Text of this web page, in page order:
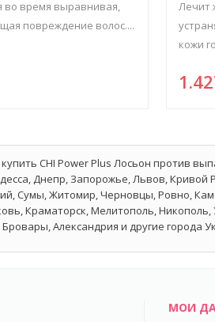
во время выравнивая,
повреждение волос....
Лечит
кожи
CHI Power Plus Лосьон против
Днепр, Запорожье, Львов, Кривой
Сумы, Житомир, Черновцы, Ровно,
Краматорск, Мелитополь,
Бровары, Александрия и другие города
МОИ